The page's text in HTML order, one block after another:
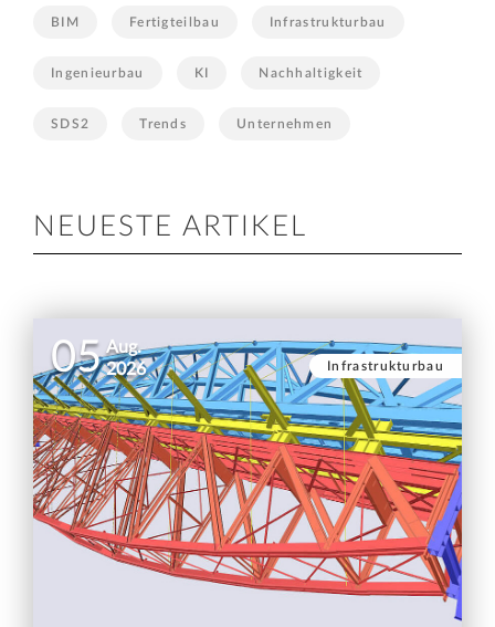
BIM Fertigteilbau Infrastrukturbau
Ingenieurbau KI Nachhaltigkeit
SDS2 Trends Unternehmen
NEUESTE ARTIKEL
05 Aug.
2026
Infrastrukturbau